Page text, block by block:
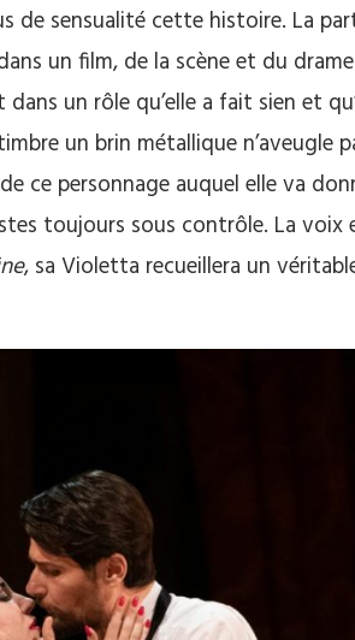
de sensualité cette histoire. La
un film, de la scène et du
un rôle qu’elle a fait sien et
un brin métallique n’aveugle
ce personnage auquel elle va
toujours sous contrôle. La voix
, sa Violetta recueillera un